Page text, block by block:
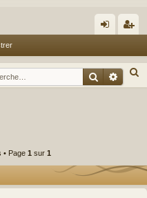
ne
xi
nr
eg
e
• Page 1 sur 1